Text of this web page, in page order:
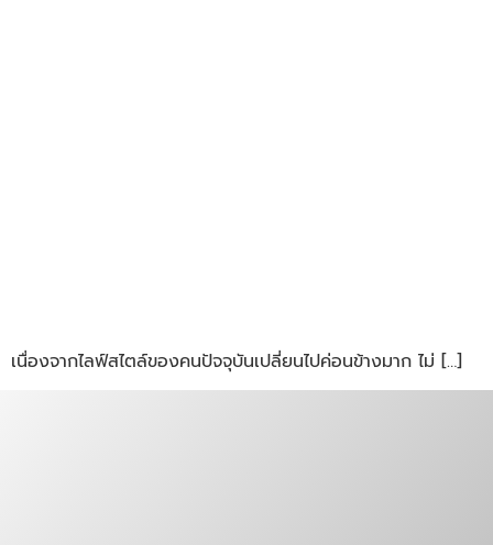
เนื่องจากไลฟ์สไตล์ของคนปัจจุบันเปลี่ยนไปค่อนข้างมาก ไม่ […]